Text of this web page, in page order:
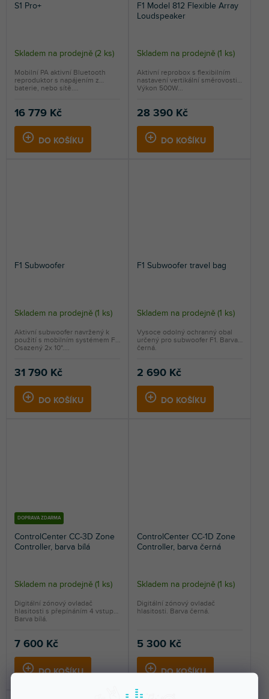
S1 Pro+
Skladem na prodejně (2 ks)
16 779 Kč
DO KOŠÍKU
Mobilní PA aktivní Bluetooth
reproduktor s napájením z
baterie, nebo sítě....
F1 Model 812 Flexible Array
Loudspeaker
Skladem na prodejně (1 ks)
28 390 Kč
DO KOŠÍKU
Aktivní reprobox s flexibilním
nastavení vertikální směrovosti.
Výkon 500W...
F1 Subwoofer
Skladem na prodejně (1 ks)
31 790 Kč
DO KOŠÍKU
Aktivní subwoofer navržený k
použití s mobilním systémem F1.
Osazený 2x 10"....
F1 Subwoofer travel bag
Skladem na prodejně (1 ks)
2 690 Kč
DO KOŠÍKU
Vysoce odolný ochranný obal
určený pro subwoofer F1. Barva
černá.
DOPRAVA ZDARMA
ControlCenter CC-3D Zone
Controller, barva bílá
Skladem na prodejně (1 ks)
7 600 Kč
DO KOŠÍKU
Digitální zónový ovladač
hlasitosti s přepínáním 4 vstupů.
Barva bílá.
ControlCenter CC-1D Zone
Controller, barva černá
Skladem na prodejně (1 ks)
5 300 Kč
DO KOŠÍKU
Digitální zónový ovladač
hlasitosti. Barva černá.